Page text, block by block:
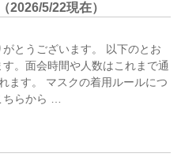
2026/5/22現在）
とうございます。 以下のとお
。面会時間や人数はこれまで通
ます。 マスクの着用ルールにつ
らから …